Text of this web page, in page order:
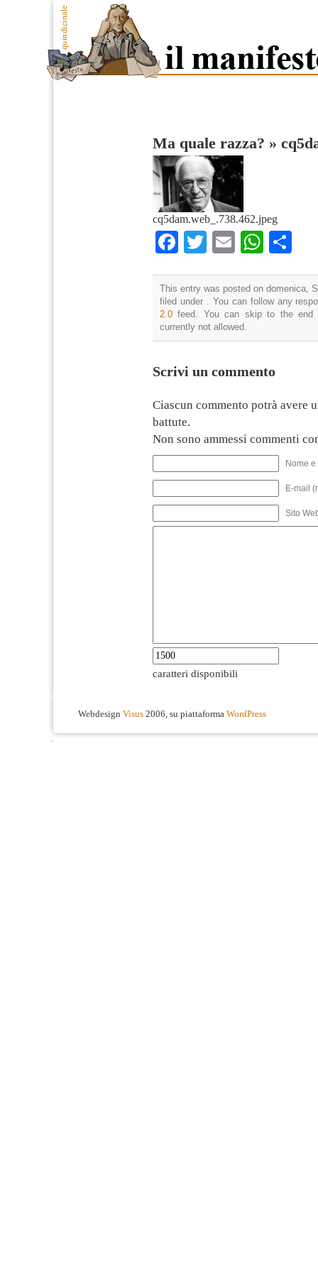
Ma quale razza? »
cq5dam.web_.738.462.jpeg
Facebook
TwitterEmail
This entry was posted on domenica,
filed under . You can follow any
2.0 feed. You can skip to the end
currently not allowed.
Scrivi un commento
Ciascun commento potrà avere
battute.
Non sono ammessi commenti
Nome
E-mail
Sito
caratteri disponibili
Webdesign Visus 2006, su piattaforma WordPress